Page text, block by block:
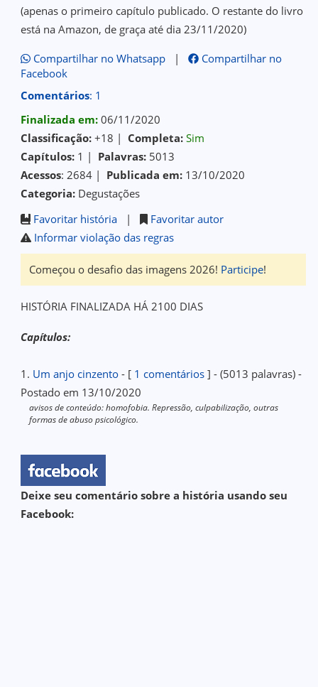
(apenas o primeiro capítulo publicado. O restante do livro
está na Amazon, de graça até dia 23/11/2020)
Compartilhar no Whatsapp|
Compartilhar no
Facebook
Comentários: 1
Finalizada em:06/11/2020
Classificação: +18 | Completa: Sim
Capítulos: 1 | Palavras: 5013
Acessos: 2684 | Publicada em: 13/10/2020
Categoria: Degustações
Favoritar história|
Favoritar autor
Informar violação das regras
Começou o desafio das imagens 2026! Participe!
HISTÓRIA FINALIZADA HÁ 2100 DIAS
Capítulos:
1. Um anjo cinzento - [ 1 comentários ] - (5013 palavras) -
Postado em 13/10/2020
avisos de conteúdo: homofobia. Repressão, culpabilização, outras
formas de abuso psicológico.
Deixe seu comentário sobre a história usando seu
Facebook: